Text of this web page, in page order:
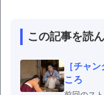
この記事を読
［チャ
ころ